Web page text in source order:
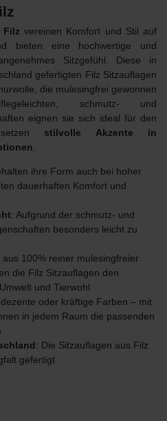
Filz vereinen Komfort und Stil auf
bieten eine hochwertige und
Sitzgefühl. Diese in
gefertigten Filz Sitzauflagen
die mulesingfrei gewonnen
schmutz- und
eignen sie sich ideal für den
stilvolle Akzente in
ihre Form auch bei hoher
dauerhaften Komfort und
: Aufgrund der schmutz- und
besonders leicht zu
aus 100% reiner mulesingfreier
die Filz Sitzauflagen den
und Tierwohl
oder kräftige Farben – mit
in jedem Raum die passenden
: Die Sitzauflagen aus Filz
gefertigt